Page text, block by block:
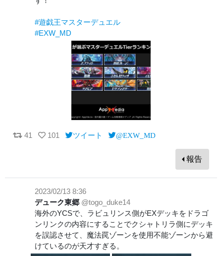
#遊戯王マスターデュエル
#EXW_MD
41 101 ツイート @EXW_MD
報告
2023/02/13 8:36
デューク東郷 @togo_duke14
海外のYCSで、ラビュリンス側がEXデッキをドラゴ
ンリンクの内容にすることでクシャトリラ側にデッキ
を誤認させて、魔法罠ゾーンを使用不能ゾーンから避
けているのが天才すぎる。